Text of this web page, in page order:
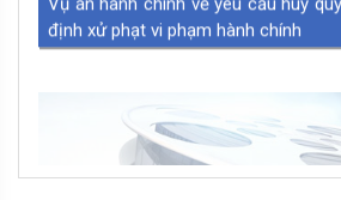
Nam năm 2023